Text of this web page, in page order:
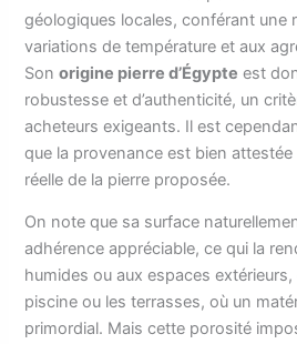
géologiques locales, conférant une
variations de température et aux
Sonorigine pierre d’Égypte est
robustesse et d’authenticité, un
acheteurs exigeants. Il est
que la provenance est bien
réelle de la pierre proposée.
On note que sa surface
adhérence appréciable, ce qui la
humides ou aux espaces
piscine ou les terrasses, où un
primordial. Mais cette porosité